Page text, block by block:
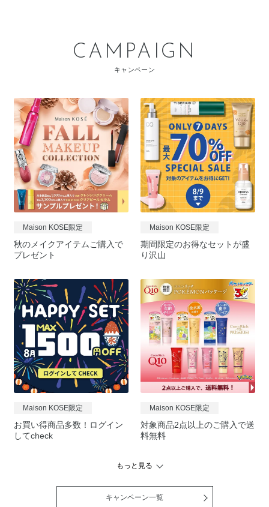
CAMPAIGN
キャンペーン
Maison KOSE限定
秋のメイクアイテムご購入で
プレゼント
Maison KOSE限定
期間限定のお得なセットが盛
り沢山
Maison KOSE限定
お買い得商品多数！ログイン
してcheck
Maison KOSE限定
対象商品2点以上のご購入で送
料無料
もっと見る
キャンペーン一覧